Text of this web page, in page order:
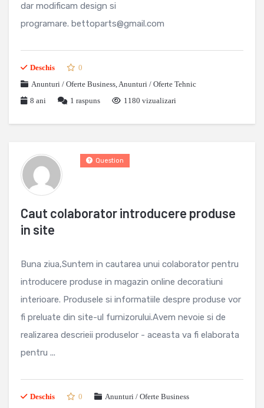
dar modificam design si
programare. bettoparts@gmail.com
Deschis
0
Anunturi / Oferte Business,Anunturi / Oferte Tehnic
8 ani
1 raspuns 1180 vizualizari
Caut colaborator introducere produse
in site
Question
Buna ziua,Suntem in cautarea unui colaborator pentru
introducere produse in magazin online decoratiuni
interioare. Produsele si informatiile despre produse vor
fi preluate din site-ul furnizorului.Avem nevoie si de
realizarea descrieii produselor - aceasta va fi elaborata
pentru ...
Deschis 0
Anunturi / Oferte Business